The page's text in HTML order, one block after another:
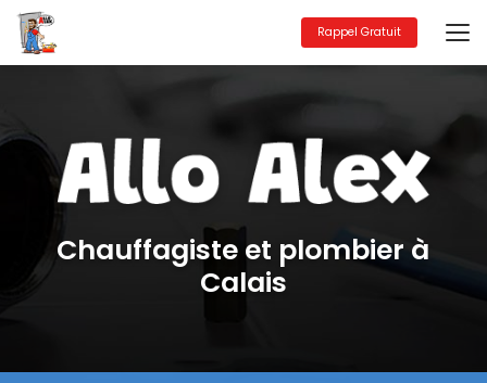
Aller
au
contenu
principal
Rappel Gratuit
Chauffagiste et plombier à
Calais